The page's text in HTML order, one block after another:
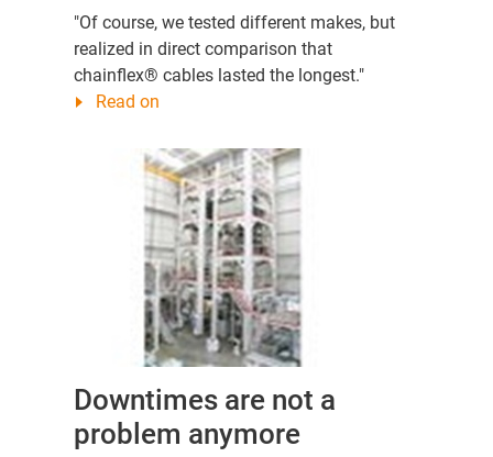
"Of course, we tested different makes, but
realized in direct comparison that
chainflex® cables lasted the longest."
Read on
Downtimes are not a
problem anymore